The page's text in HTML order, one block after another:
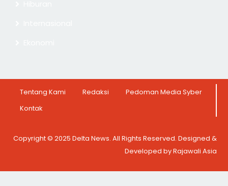
Tentang Kami Redaksi
Pedoman Media Syber
Kontak
Copyright © 2025 Delta News. All Rights Reserved. Designed &
Developed by Rajawali Asia